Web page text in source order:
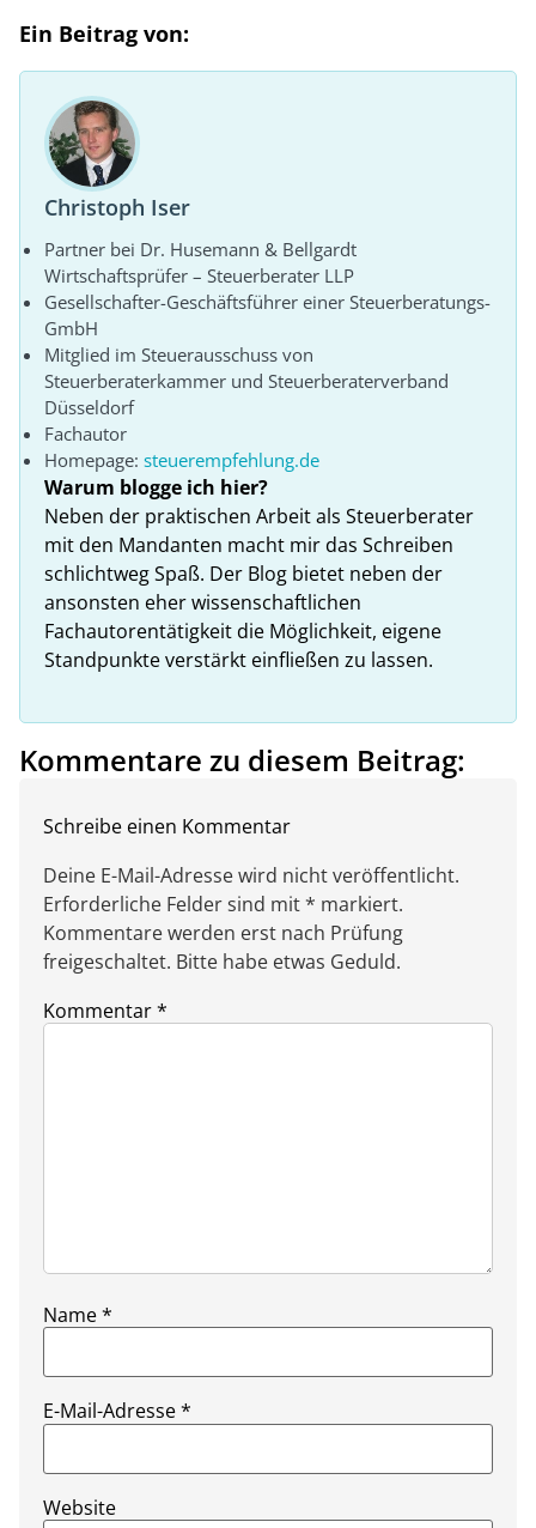
Ein Beitrag von:
Christoph Iser
Partner bei Dr. Husemann & Bellgardt
Wirtschaftsprüfer – Steuerberater LLP
Gesellschafter-Geschäftsführer einer Steuerberatungs-
GmbH
Mitglied im Steuerausschuss von
Steuerberaterkammer und Steuerberaterverband
Düsseldorf
Fachautor
Homepage: steuerempfehlung.de
Warum blogge ich hier?
Neben der praktischen Arbeit als Steuerberater
mit den Mandanten macht mir das Schreiben
schlichtweg Spaß. Der Blog bietet neben der
ansonsten eher wissenschaftlichen
Fachautorentätigkeit die Möglichkeit, eigene
Standpunkte verstärkt einfließen zu lassen.
Kommentare zu diesem Beitrag:
Schreibe einen Kommentar
Deine E-Mail-Adresse wird nicht veröffentlicht.
Erforderliche Felder sind mit * markiert.
Kommentare werden erst nach Prüfung
freigeschaltet. Bitte habe etwas Geduld.
Kommentar*
Name*
E-Mail-Adresse*
Website